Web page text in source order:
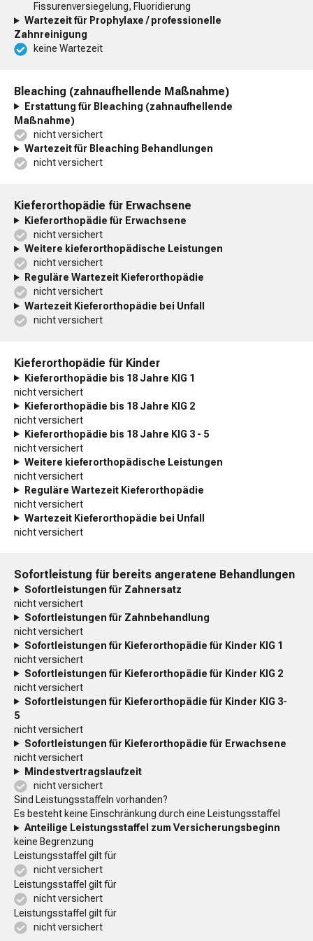
Fissurenversiegelung, Fluoridierung
Wartezeit für Prophylaxe / professionelle
Zahnreinigung
keine Wartezeit
Bleaching (zahnaufhellende Maßnahme)
Erstattung für Bleaching (zahnaufhellende
Maßnahme)
nicht versichert
Wartezeit für Bleaching Behandlungen
nicht versichert
Kieferorthopädie für Erwachsene
Kieferorthopädie für Erwachsene
nicht versichert
Weitere kieferorthopädische Leistungen
nicht versichert
Reguläre Wartezeit Kieferorthopädie
nicht versichert
Wartezeit Kieferorthopädie bei Unfall
nicht versichert
Kieferorthopädie für Kinder
Kieferorthopädie bis 18 Jahre KIG 1
nicht versichert
Kieferorthopädie bis 18 Jahre KIG 2
nicht versichert
Kieferorthopädie bis 18 Jahre KIG 3 - 5
nicht versichert
Weitere kieferorthopädische Leistungen
nicht versichert
Reguläre Wartezeit Kieferorthopädie
nicht versichert
Wartezeit Kieferorthopädie bei Unfall
nicht versichert
Sofortleistung für bereits angeratene Behandlungen
Sofortleistungen für Zahnersatz
nicht versichert
Sofortleistungen für Zahnbehandlung
nicht versichert
Sofortleistungen für Kieferorthopädie für Kinder KIG 1
nicht versichert
Sofortleistungen für Kieferorthopädie für Kinder KIG 2
nicht versichert
Sofortleistungen für Kieferorthopädie für Kinder KIG 3-
5
nicht versichert
Sofortleistungen für Kieferorthopädie für Erwachsene
nicht versichert
Mindestvertragslaufzeit
nicht versichert
Sind Leistungsstaffeln vorhanden?
Es besteht keine Einschränkung durch eine Leistungsstaffel
Anteilige Leistungsstaffel zum Versicherungsbeginn
keine Begrenzung
Leistungsstaffel gilt für
nicht versichert
Leistungsstaffel gilt für
nicht versichert
Leistungsstaffel gilt für
nicht versichert